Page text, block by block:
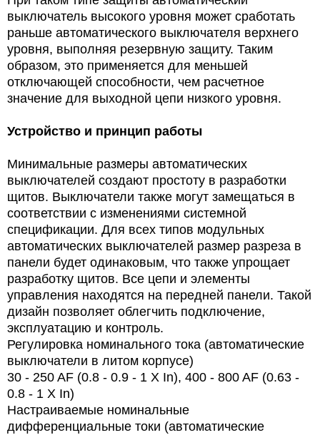
выключатель высокого уровня может сработать
раньше автоматического выключателя верхнего
уровня, выполняя резервную защиту. Таким
образом, это применяется для меньшей
отключающей способности, чем расчетное
значение для выходной цепи низкого уровня.
Устройство и принцип работы
Минимальные размеры автоматических
выключателей создают простоту в разработки
щитов. Выключатели также могут замещаться в
соответствии с изменениями системной
спецификации. Для всех типов модульных
автоматических выключателей размер разреза в
панели будет одинаковым, что также упрощает
разработку щитов. Все цепи и элементы
управления находятся на передней панели. Такой
дизайн позволяет облегчить подключение,
эксплуатацию и контроль.
Регулировка номинального тока (автоматические
выключатели в литом корпусе)
30 - 250 AF (0.8 - 0.9 - 1 X In), 400 - 800 AF (0.63 -
0.8 - 1 X In)
Настраиваемые номинальные
дифференциальные токи (автоматические